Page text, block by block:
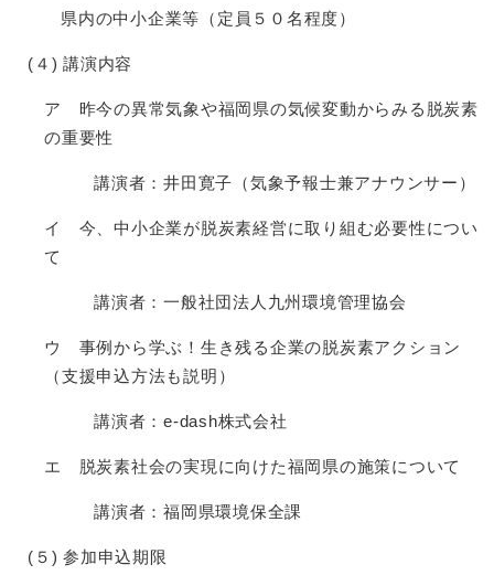
県内の中小企業等（定員５０名程度）
(４) 講演内容
ア 昨今の異常気象や福岡県の気候変動からみる脱炭素
の重要性
講演者：井田寛子（気象予報士兼アナウンサー）
イ 今、中小企業が脱炭素経営に取り組む必要性につい
て
講演者：一般社団法人九州環境管理協会
ウ 事例から学ぶ！生き残る企業の脱炭素アクション
（支援申込方法も説明）
講演者：e-dash株式会社
エ 脱炭素社会の実現に向けた福岡県の施策について
講演者：福岡県環境保全課
(５) 参加申込期限